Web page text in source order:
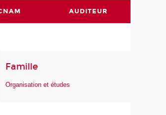
AUDITEUR
Famille
Organisation et études